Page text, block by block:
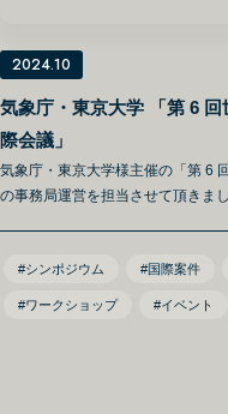
2024.10
気象庁・東京大学 「第 6
際会議」
気象庁・東京大学様主催の「第 6
の事務局運営を担当させて頂きまし
#シンポジウム #国際案件
#ワークショップ #イベント